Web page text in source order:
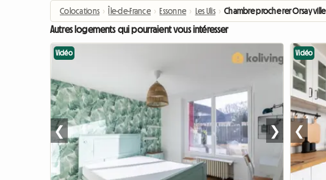
Colocations › Île-de-France › Essonne › Les Ulis › Chambre proche rer Orsay
Autres logements qui pourraient vous intéresser
Vidéo
❮ ❯
Vidéo
❮